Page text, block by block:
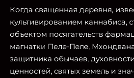
Когда священная деревня,
культивированием каннабиса,
объектом посягательств
магнатки Пеле‑Пеле,
защитника обычаев,
ценностей, святых земель и